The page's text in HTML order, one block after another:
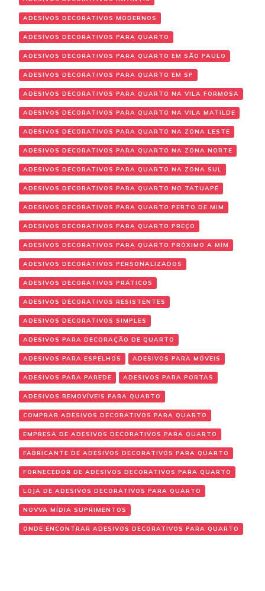
ADESIVOS DECORATIVOS MODERNOS
ADESIVOS DECORATIVOS PARA QUARTO
ADESIVOS DECORATIVOS PARA QUARTO EM SÃO PAULO
ADESIVOS DECORATIVOS PARA QUARTO EM SP
ADESIVOS DECORATIVOS PARA QUARTO NA VILA FORMOSA
ADESIVOS DECORATIVOS PARA QUARTO NA VILA MATILDE
ADESIVOS DECORATIVOS PARA QUARTO NA ZONA LESTE
ADESIVOS DECORATIVOS PARA QUARTO NA ZONA NORTE
ADESIVOS DECORATIVOS PARA QUARTO NA ZONA SUL
ADESIVOS DECORATIVOS PARA QUARTO NO TATUAPÉ
ADESIVOS DECORATIVOS PARA QUARTO PERTO DE MIM
ADESIVOS DECORATIVOS PARA QUARTO PREÇO
ADESIVOS DECORATIVOS PARA QUARTO PRÓXIMO A MIM
ADESIVOS DECORATIVOS PERSONALIZADOS
ADESIVOS DECORATIVOS PRÁTICOS
ADESIVOS DECORATIVOS RESISTENTES
ADESIVOS DECORATIVOS SIMPLES
ADESIVOS PARA DECORAÇÃO DE QUARTO
ADESIVOS PARA ESPELHOS ADESIVOS PARA MÓVEIS
ADESIVOS PARA PAREDE ADESIVOS PARA PORTAS
ADESIVOS REMOVÍVEIS PARA QUARTO
COMPRAR ADESIVOS DECORATIVOS PARA QUARTO
EMPRESA DE ADESIVOS DECORATIVOS PARA QUARTO
FABRICANTE DE ADESIVOS DECORATIVOS PARA QUARTO
FORNECEDOR DE ADESIVOS DECORATIVOS PARA QUARTO
LOJA DE ADESIVOS DECORATIVOS PARA QUARTO
NOVVA MÍDIA SUPRIMENTOS
ONDE ENCONTRAR ADESIVOS DECORATIVOS PARA QUARTO